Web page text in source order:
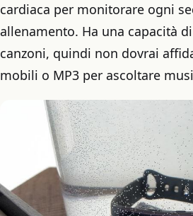
cardiaca per monitorare ogni
allenamento. Ha una capacità
canzoni, quindi non dovrai
mobili o MP3 per ascoltare